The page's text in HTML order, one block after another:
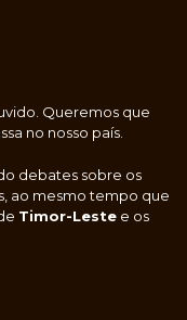
Queremos que
no nosso país.
debates sobre os
ao mesmo tempo que
Timor-Leste e os